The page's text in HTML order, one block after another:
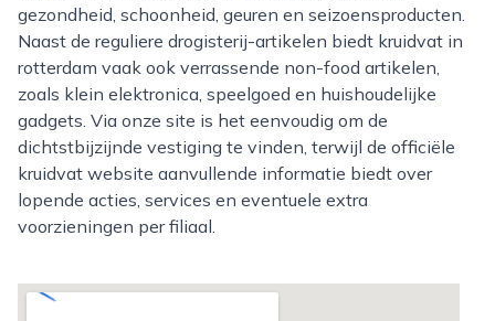
gezondheid, schoonheid, geuren en seizoensproducten.
Naast de reguliere drogisterij-artikelen biedt kruidvat in
rotterdam vaak ook verrassende non-food artikelen,
zoals klein elektronica, speelgoed en huishoudelijke
gadgets. Via onze site is het eenvoudig om de
dichtstbijzijnde vestiging te vinden, terwijl de officiële
kruidvat website aanvullende informatie biedt over
lopende acties, services en eventuele extra
voorzieningen per filiaal.